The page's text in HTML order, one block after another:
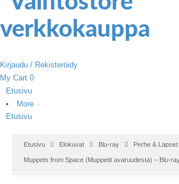
Kirjaudu / Rekisteröidy
My Cart 0
Etusivu
More
Etusivu
Etusivu Elokuvat Blu-ray Perhe & Lapset
Muppets from Space (Muppetit avaruudesta) – Blu-